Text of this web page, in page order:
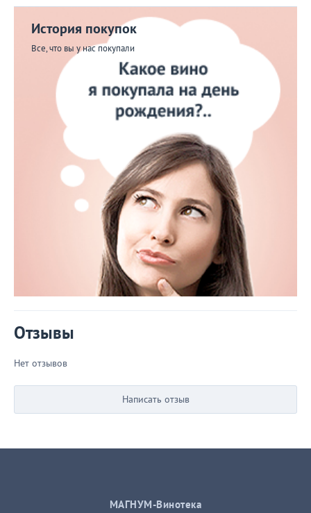
История покупок
Все, что вы у нас покупали
Отзывы
Нет отзывов
Написать отзыв
МАГНУМ-Винотека